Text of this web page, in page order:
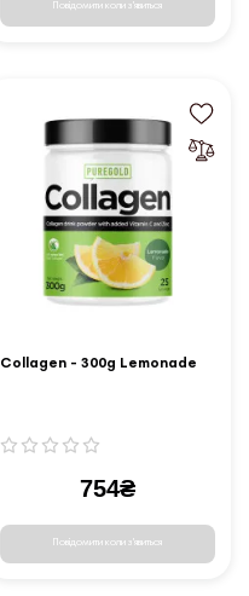
Повідомити коли з'явиться
Collagen - 300g Lemonade
754₴
Повідомити коли з'явиться